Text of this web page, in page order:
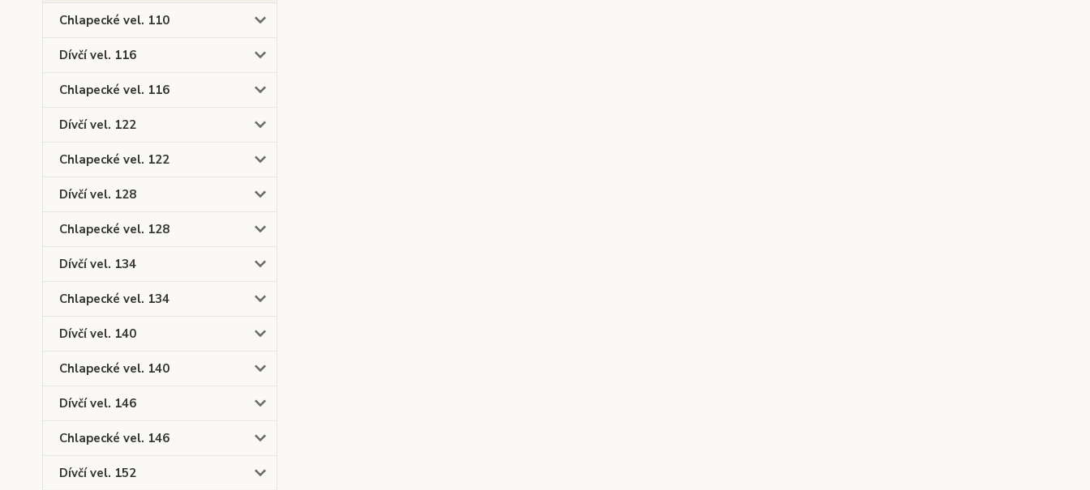
Chlapecké vel. 110
Dívčí vel. 116
Chlapecké vel. 116
Dívčí vel. 122
Chlapecké vel. 122
Dívčí vel. 128
Chlapecké vel. 128
Dívčí vel. 134
Chlapecké vel. 134
Dívčí vel. 140
Chlapecké vel. 140
Dívčí vel. 146
Chlapecké vel. 146
Dívčí vel. 152